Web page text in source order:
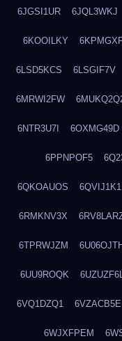
6JGSI1UR 6JQL3WKJ
6KOOILKY
6LSD5KCS 6LSGIF7V
6MRWI2FW
6NTR3U7I 6OXMG49D
6PPNPOF5
6QKOAUOS 6QVIJ1K1
6RMKNV3X
6TPRWJZM 6U06OJTH
6UU9ROQK
6VQ1DZQ1 6VZACB5E
6WJXFPEM